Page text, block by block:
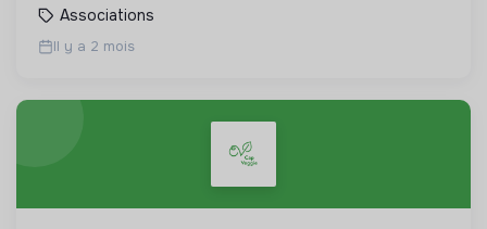
Associations
Il y a 2 mois